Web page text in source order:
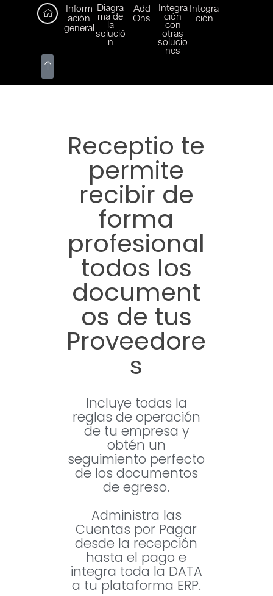
Inform
ación
general
Diagra
ma de
la
solució
n
Add
Ons
Integra
ción
con
otras
solucio
nes
Integra
ción
Receptio te
permite
recibir de
forma
profesional
todos los
document
os de tus
Proveedore
s
Incluye todas la
reglas de operación
de tu empresa y
obtén un
seguimiento perfecto
de los documentos
de egreso.
Administra las
Cuentas por Pagar
desde la recepción
hasta el pago e
integra toda la DATA
a tu plataforma ERP.